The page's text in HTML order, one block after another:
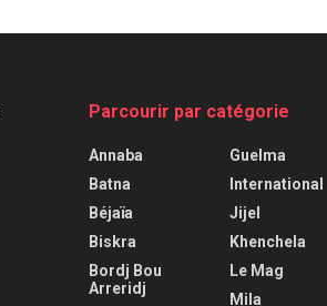
Parcourir par catégorie
Annaba
Batna
Béjaïa
Biskra
Bordj Bou
Arreridj
Guelma
International
Jijel
Khenchela
Le Mag
Mila